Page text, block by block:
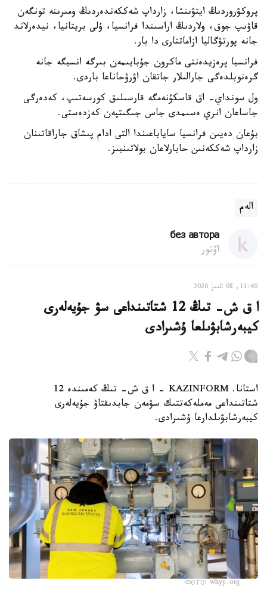
پروكۋروردىڭ ايتۋىنشا، زارداپ شەككەندەردىڭ ومىرىنە تونگەن
قاۋىپ جوق، ولاردىڭ اراسىندا فرانسيا، ۇلى بريتانيا، نيدەرلاند
جانە پورتۋگاليا ازاماتتارى دا بار.
فرانسيا پرەزيدەنتى ماكرون جۇبايىمەن بىرگە انسيگە جانە
گرەنوبلدەگى جارالىلار جاتقان اۋرۋحاناعا باردى.
ول سونداي- اق قاسكۇنەمگە قارسىلىق كورسەتىپ، كەدەرگى
جاساعان انري ەسىمدى جاس جىگىتپەن كەزدەستى.
بۇعان دەيىن فرانسيا ساياباعىندا التى ادام پىشاق جاراقاتىنان
زارداپ شەككەنىن حابارلاعان بولاتىنبىز.
الەم
без автора
اۆتور
11:40, 08 تامىز 2026
ا ق ش- تىڭ 12 شتاتىنداعى سۋ جۇيەلەرى
كيبەرشابۋىلعا ۇشىرادى
استانا. KAZINFORM – ا ق ش- تىڭ كەمىندە 12
شتاتىنداعى مەملەكەتتىك سۋمەن جابدىقتاۋ جۇيەلەرى
كيبەرشابۋىلدارعا ۇشىرادى.
Фото: whyy.org